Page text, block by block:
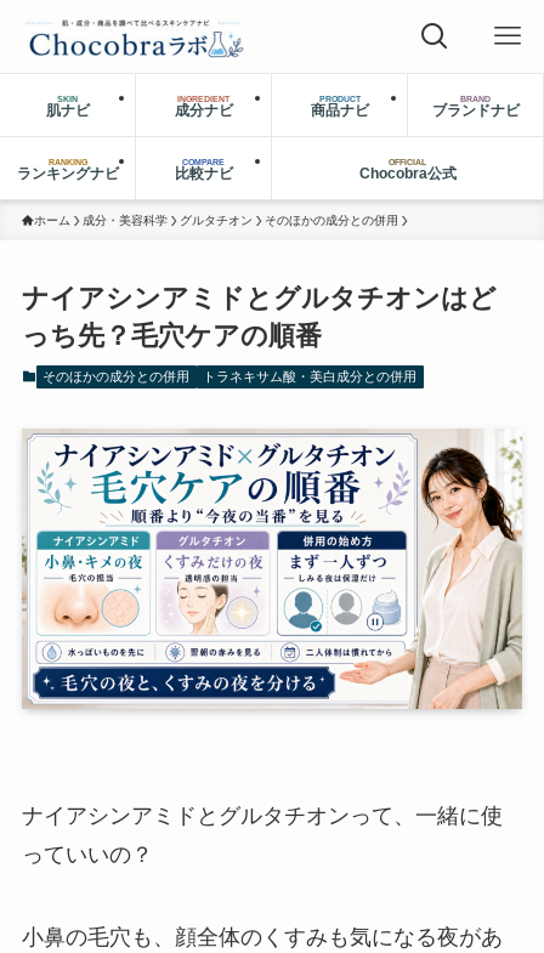
SKIN
肌ナビ
INGREDIENT
成分ナビ
PRODUCT
商品ナビ
BRAND
ブランドナビ
RANKING
ランキングナビ
COMPARE
比較ナビ
OFFICIAL
Chocobra公式
ホーム 成分・美容科学 グルタチオン そのほかの成分との併用
ナイアシンアミドとグルタチオンはど
っち先？毛穴ケアの順番
そのほかの成分との併用 トラネキサム酸・美白成分との併用
ナイアシンアミドとグルタチオンって、一緒に使
っていいの？
小鼻の毛穴も、顔全体のくすみも気になる夜があ